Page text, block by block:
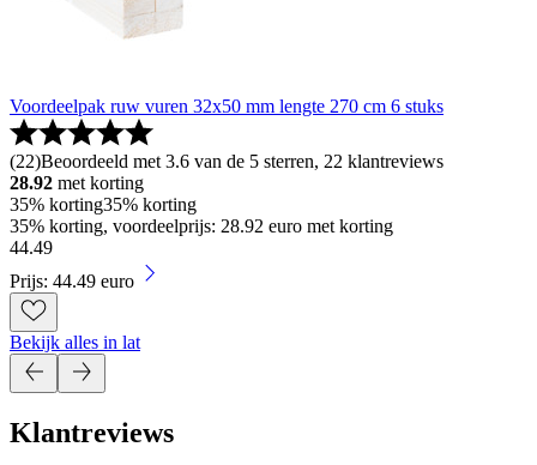
Voordeelpak ruw vuren 32x50 mm lengte 270 cm 6 stuks
(22)Beoordeeld met 3.6 van de 5 sterren, 22 klantreviews
28.92 met korting
35% korting35% korting
35% korting, voordeelprijs: 28.92 euro met korting
44.49
Prijs: 44.49 euro
Bekijk alles in lat
Klantreviews